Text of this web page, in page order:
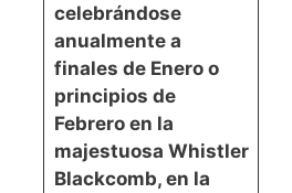
celebrándose
anualmente a
finales de Enero o
principios de
Febreroen la
majestuosa Whistler
Blackcomb, en la